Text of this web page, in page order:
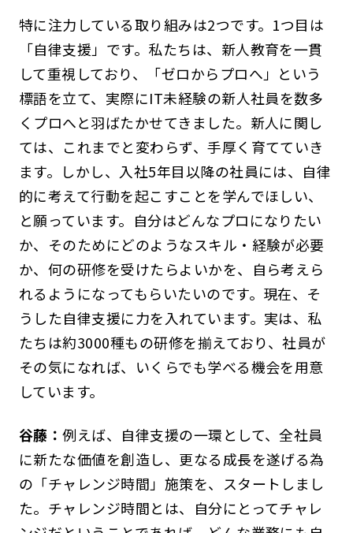
特に注力している取り組みは2つです。1つ目は
「自律支援」です。私たちは、新人教育を一貫
して重視しており、「ゼロからプロへ」という
標語を立て、実際にIT未経験の新人社員を数多
くプロへと羽ばたかせてきました。新人に関し
ては、これまでと変わらず、手厚く育てていき
ます。しかし、入社5年目以降の社員には、自律
的に考えて行動を起こすことを学んでほしい、
と願っています。自分はどんなプロになりたい
か、そのためにどのようなスキル・経験が必要
か、何の研修を受けたらよいかを、自ら考えら
れるようになってもらいたいのです。現在、そ
うした自律支援に力を入れています。実は、私
たちは約3000種もの研修を揃えており、社員が
その気になれば、いくらでも学べる機会を用意
しています。
谷藤：例えば、自律支援の一環として、全社員
に新たな価値を創造し、更なる成長を遂げる為
の「チャレンジ時間」施策を、スタートしまし
た。チャレンジ時間とは、自分にとってチャレ